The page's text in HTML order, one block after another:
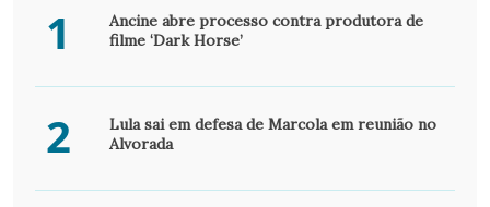
1
Ancine abre processo contra produtora de
filme ‘Dark Horse’
2
Lula sai em defesa de Marcola em reunião no
Alvorada